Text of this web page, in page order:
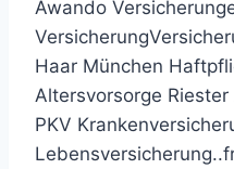
Awando
Haar München
Altersvorsorge
PKV